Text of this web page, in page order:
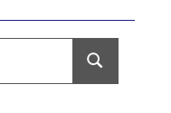
検
索